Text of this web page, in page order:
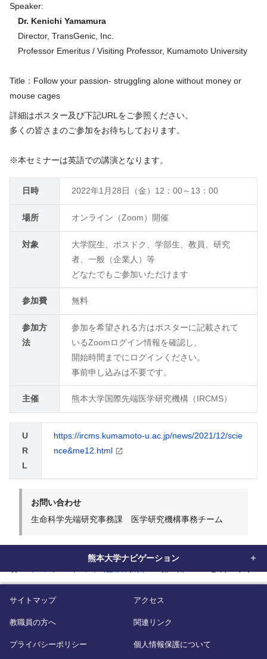
Speaker:
Dr. Kenichi Yamamura
Director, TransGenic, Inc.
Professor Emeritus / Visiting Professor, Kumamoto University
Title：Follow your passion- struggling alone without money or
mouse cages
詳細はポスター及び下記URLをご参照ください。
多くの皆さまのご参加をお待ちしております。
※本セミナーは英語での講演となります。
日時 2022年1月28日（金）12：00～13：00
場所 オンライン（Zoom）開催
対象
大学院生、ポスドク、学部生、教員、研究
者、一般（企業人）等
どなたでもご参加いただけます
参加費 無料
参加方
法
参加を希望される方はポスターに記載されて
いるZoomログイン情報を確認し、
開始時間までにログインください。
事前申し込みは不要です。
主催 熊本大学国際先端医学研究機構（IRCMS）
U
R
L
https://ircms.kumamoto-u.ac.jp/news/2021/12/scie
nce&me12.html
お問い合わせ
生命科学先端研究事務課 医学研究機構事務チーム
熊本大学ナビゲーション
サイトマップ アクセス
教職員の方へ 関連リンク
プライバシーポリシー 個人情報保護について